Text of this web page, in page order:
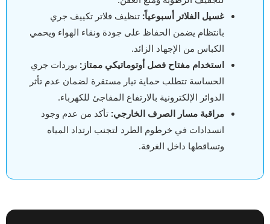
غسيل الفلاتر أسبوعياً: تنظيف فلاتر تكييف جري
بانتظام يضمن الحفاظ على جودة ونقاء الهواء ويحمي
الكباس من الإجهاد الزائد.
استخدام مفتاح فصل أوتوماتيكي ممتاز: بوردات جري
الحساسة تتطلب حماية تيار مستقرة لضمان عدم تأثر
الدوائر الإلكترونية بالارتفاع المفاجئ للكهرباء.
مراقبة مسار الصرف الخارجي: تأكد من عدم وجود
انسدادات في خرطوم الطرد لتجنب ارتداد المياه
وتساقطها داخل الغرفة.